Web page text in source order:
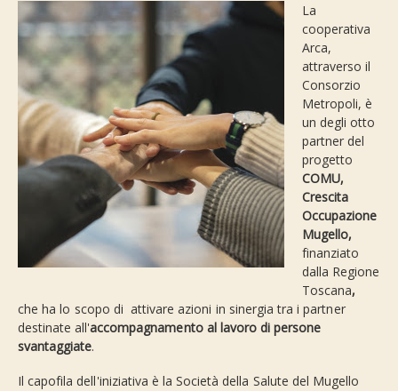
La
cooperativa
Arca,
attraverso il
Consorzio
Metropoli, è
un degli otto
partner del
progetto
COMU,
Crescita
Occupazione
Mugello,
finanziato
dalla Regione
Toscana,
che ha lo scopo di attivare azioni in sinergia tra i partner
destinate all'accompagnamento al lavoro di persone
svantaggiate.
Il capofila dell'iniziativa è la Società della Salute del Mugello